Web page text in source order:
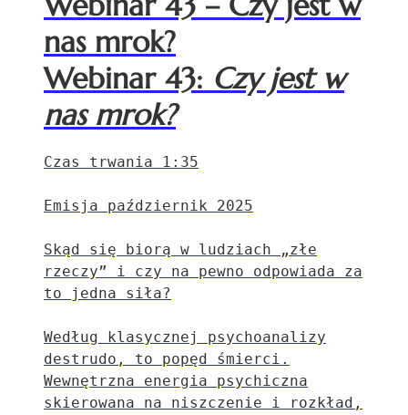
nas mrok?
Webinar 43: Czy jest w
nas mrok?
Czas trwania 1:35
Emisja październik 2025
Skąd się biorą w ludziach „złe
rzeczy” i czy na pewno odpowiada za
to jedna siła?
Według klasycznej psychoanalizy
destrudo, to popęd śmierci.
Wewnętrzna energia psychiczna
skierowana na niszczenie i rozkład,